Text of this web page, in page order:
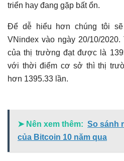
triển hay đang gặp bất ổn.
Để dễ hiểu hơn chúng tôi
VNindex vào ngày 20/10/
của thị trường đạt được là
với thời điểm cơ sở thì thị
hơn 1395.33 lần.
➤ Nên xem thêm: So sánh
của Bitcoin 10 năm qua